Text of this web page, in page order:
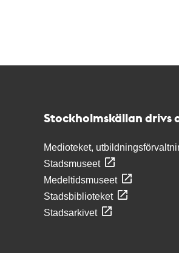
Stockholmskällan drivs
Medioteket,
Stadsmuseet
Medeltidsmuseet
Stadsbiblioteket
Stadsarkivet